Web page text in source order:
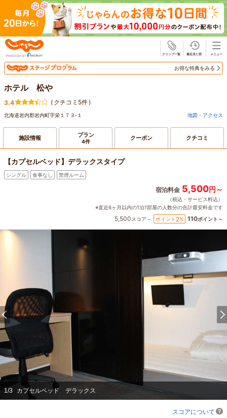
お得な特典をみる
ホテル 松や
3.4 ( クチコミ5件)
北海道岩内郡岩内町字栄１７３‐１ 地図・アクセス
施設情報 プラン
4件 クーポン クチコミ
【カプセルベッド】デラックスタイプ
シングル 食事なし 禁煙ルーム
宿泊料金 5,500円～
（税込・サービス料込）
※直近6ヶ月以内の1泊1部屋の人数分の合計最安料金です
5,500スコア～ ポイント 2% 110ポイント～
1/3 カプセルベッド デラックス
スコアについて